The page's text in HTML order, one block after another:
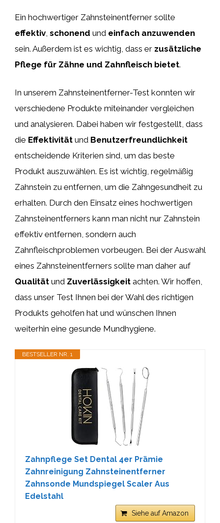
Ein hochwertiger Zahnsteinentferner sollte
effektiv schonend und einfach anzuwenden
sein. Außerdem ist es wichtig, dass er zusätzliche
Pflege für Zähne und Zahnfleisch bietet.
In unserem Zahnsteinentferner-Test konnten wir
verschiedene Produkte miteinander vergleichen
und analysieren. Dabei haben wir festgestellt, dass
die Effektivität und Benutzerfreundlichkeit
entscheidende Kriterien sind, um das beste
Produkt auszuwählen. Es ist wichtig, regelmäßig
Zahnstein zu entfernen, um die Zahngesundheit zu
erhalten. Durch den Einsatz eines hochwertigen
Zahnsteinentferners kann man nicht nur Zahnstein
effektiv entfernen, sondern auch
Zahnfleischproblemen vorbeugen. Bei der Auswahl
eines Zahnsteinentferners sollte man daher auf
Qualität und Zuverlässigkeit achten. Wir hoffen,
dass unser Test Ihnen bei der Wahl des richtigen
Produkts geholfen hat und wünschen Ihnen
weiterhin eine gesunde Mundhygiene.
BESTSELLER NR. 1
Zahnpflege Set Dental 4er Prämie
Zahnreinigung Zahnsteinentferner
Zahnsonde Mundspiegel Scaler Aus
Edelstahl
Siehe auf Amazon